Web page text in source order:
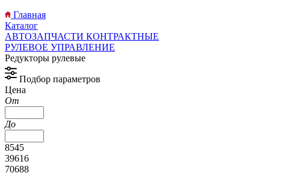
Главная
Каталог
АВТОЗАПЧАСТИ КОНТРАКТНЫЕ
РУЛЕВОЕ УПРАВЛЕНИЕ
Редукторы рулевые
Подбор параметров
Цена
От
До
8545
39616
70688